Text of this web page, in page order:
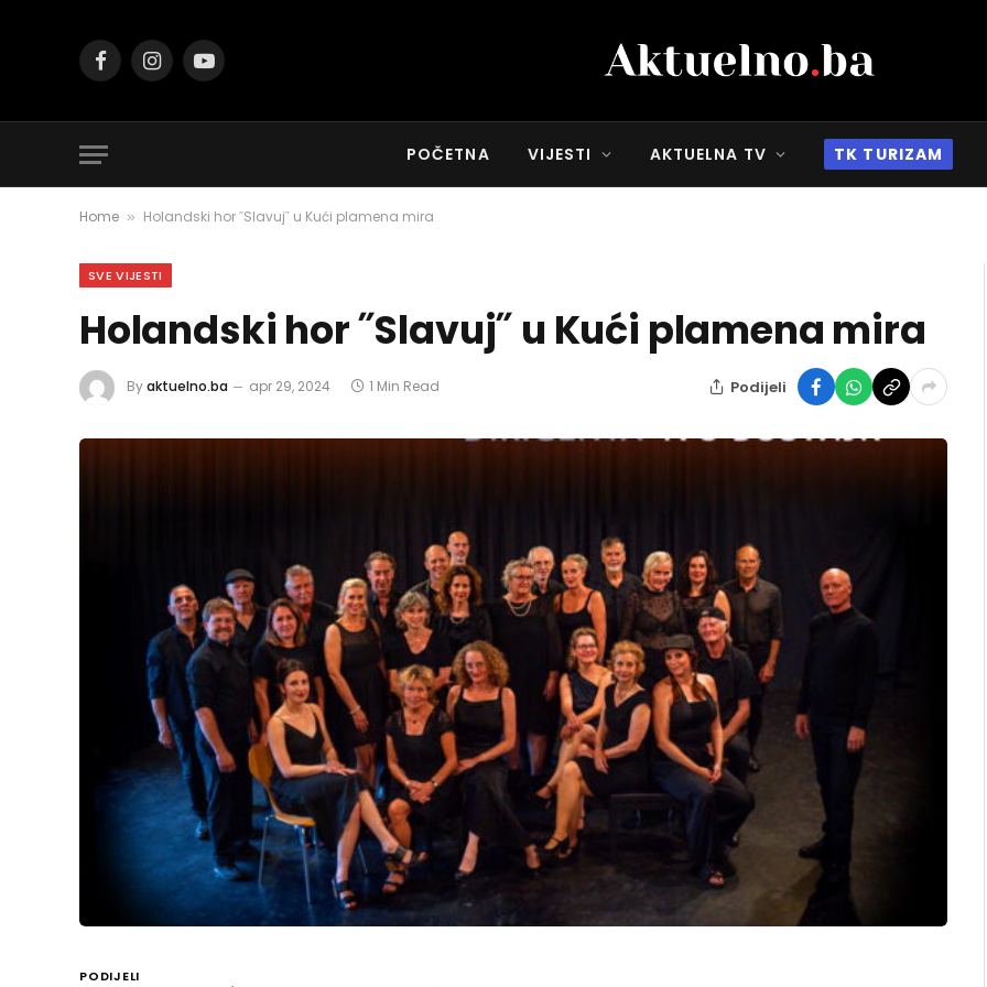
FacebookInstagramYouTube
POČETNA VIJESTI AKTUELNA TV TK TURIZAM
Home » Holandski hor ˝Slavuj˝ u Kući plamena mira
SVE VIJESTI
Holandski hor ˝Slavuj˝ u Kući plamena mira
Byaktuelno.ba apr 29, 2024 1 Min Read Podijeli
PODIJELI